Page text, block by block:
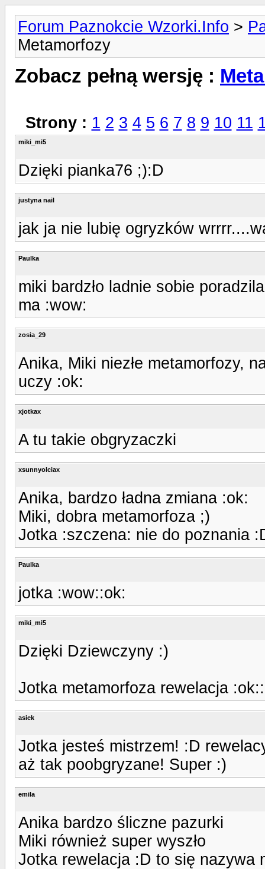
Forum Paznokcie Wzorki.Info >
Metamorfozy
Zobacz pełną wersję :
Strony : 1 2 3 4 5 6 7 8 9 10 11
miki_mi5
Dzięki pianka76 ;):D
justyna nail
jak ja nie lubię ogryzków
Paulka
miki bardzło ladnie sobie
ma :wow:
zosia_29
Anika, Miki niezłe metamorfozy,
uczy :ok:
xjotkax
A tu takie obgryzaczki
xsunnyolciax
Anika, bardzo ładna zmiana :ok:
Miki, dobra metamorfoza ;)
Jotka :szczena: nie do poznania
Paulka
jotka :wow::ok:
miki_mi5
Dzięki Dziewczyny :)
Jotka metamorfoza rewelacja
asiek
Jotka jesteś mistrzem! :D
aż tak poobgryzane! Super :)
emila
Anika bardzo śliczne pazurki
Miki również super wyszło
Jotka rewelacja :D to się nazywa